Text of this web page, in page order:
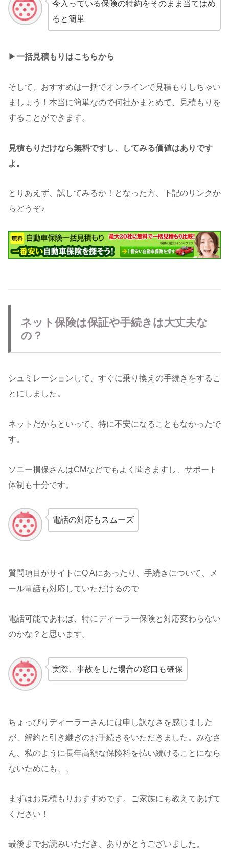
今入っている保険の特約をそのまま当てはめ
ると簡単
▶︎一括見積もりはこちらから
そして、おすすめは一括でオンラインで見積もりしちゃい
ましょう！本当に簡単なので何社かまとめて、見積もりを
することができます。
見積もりだけなら無料ですし、してみる価値はありです
よ。
とりあえず、試してみるか！となった方、下記のリンクか
らどうぞ♪
ネット保険は保証や手続きは大丈夫な
の？
シュミレーションして、すぐに乗り換えの手続きをするこ
とにしました。
ネットだからといって、特に不安になることもなかったで
す。
ソニー損保さんはCMなどでもよく聞きますし、サポート
体制も十分です。
電話の対応もスムーズ
質問項目がサイトにQ Aにあったり、手続きについて、メ
ール電話も対応していただけるので
電話可能であれば、特にディーラー保険と対応変わらない
のかな？と思います。
実際、事故をした場合の窓口も確保
ちょっぴりディーラーさんには申し訳なさを感じました
が、解約と引き継ぎのお手続きをいただきました。みなさ
ん、私のように長年高額な保険料を払い続けることになら
ないためにも、、
まずはお見積もりおすすめです。ご家族にも教えてあげて
ください！
最後までお読みいただき、ありがとうございました。